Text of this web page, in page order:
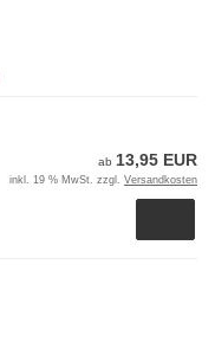
ab 13,95 EUR
inkl. 19 % MwSt. zzgl. Versandkosten